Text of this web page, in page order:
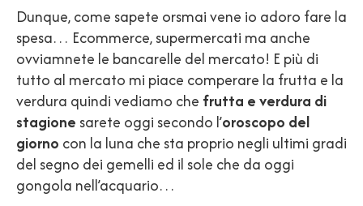
Dunque, come sapete orsmai vene io adoro fare la
spesa… Ecommerce, supermercati ma anche
ovviamnete le bancarelle del mercato! E più di
tutto al mercato mi piace comperare la frutta e la
verdura quindi vediamo che frutta e verdura di
stagione sarete oggi secondo l’oroscopo del
giorno con la luna che sta proprio negli ultimi gradi
del segno dei gemelli ed il sole che da oggi
gongola nell’acquario…